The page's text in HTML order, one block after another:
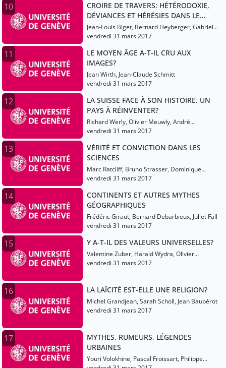
10
CROIRE DE TRAVERS: HÉTÉRODOXIE,
DÉVIANCES ET HÉRÉSIES DANS LE
CHRISTIANISME ET L’ISLAM
Jean-Louis Biget, Bernard Heyberger, Gabriel
Martinez-Gros
vendredi 31 mars 2017
11
LE MOYEN ÂGE A-T-IL CRU AUX
IMAGES?
Jean Wirth, Jean-Claude Schmitt
vendredi 31 mars 2017
12
LA SUISSE FACE À SON HISTOIRE. UN
PAYS À RÉINVENTER?
Richard Werly, Olivier Meuwly, André
Crettenand
vendredi 31 mars 2017
13
VÉRITÉ ET CONVICTION DANS LES
SCIENCES
Marc Ratcliff, Bruno Strasser, Dominique
Pestre
vendredi 31 mars 2017
14
CONTINENTS ET AUTRES MYTHES
GÉOGRAPHIQUES
Frédéric Giraut, Bernard Debarbieux, Juliet Fall
vendredi 31 mars 2017
15 Y A-T-IL DES VALEURS UNIVERSELLES?
Valentine Zuber, Harald Wydra, Olivier
Grenouilleau
vendredi 31 mars 2017
16 LA LAÏCITÉ EST-ELLE UNE RELIGION?
Michel Grandjean, Sarah Scholl, Jean Baubérot
vendredi 31 mars 2017
17
MYTHES, RUMEURS, LÉGENDES
URBAINES
Youri Volokhine, Pascal Froissart, Philippe